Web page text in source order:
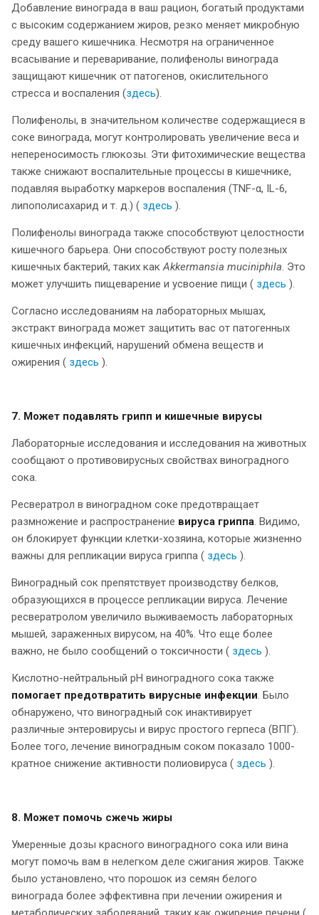
Добавление винограда в ваш рацион, богатый продуктами
с высоким содержанием жиров, резко меняет микробную
среду вашего кишечника. Несмотря на ограниченное
всасывание и переваривание, полифенолы винограда
защищают кишечник от патогенов, окислительного
стресса и воспаления (здесь).
Полифенолы, в значительном количестве содержащиеся в
соке винограда, могут контролировать увеличение веса и
непереносимость глюкозы. Эти фитохимические вещества
также снижают воспалительные процессы в кишечнике,
подавляя выработку маркеров воспаления (TNF-α, IL-6,
липополисахарид и т. д.) ( здесь ).
Полифенолы винограда также способствуют целостности
кишечного барьера. Они способствуют росту полезных
кишечных бактерий, таких какAkkermansia muciniphila. Это
может улучшить пищеварение и усвоение пищи ( здесь ).
Согласно исследованиям на лабораторных мышах,
экстракт винограда может защитить вас от патогенных
кишечных инфекций, нарушений обмена веществ и
ожирения ( здесь ).
7. Может подавлять грипп и кишечные вирусы
Лабораторные исследования и исследования на животных
сообщают о противовирусных свойствах виноградного
сока.
Ресвератрол в виноградном соке предотвращает
размножение и распространение вируса гриппа. Видимо,
он блокирует функции клетки-хозяина, которые жизненно
важны для репликации вируса гриппа ( здесь ).
Виноградный сок препятствует производству белков,
образующихся в процессе репликации вируса. Лечение
ресвератролом увеличило выживаемость лабораторных
мышей, зараженных вирусом, на 40%. Что еще более
важно, не было сообщений о токсичности ( здесь ).
Кислотно-нейтральный рН виноградного сока также
помогает предотвратить вирусные инфекции. Было
обнаружено, что виноградный сок инактивирует
различные энтеровирусы и вирус простого герпеса (ВПГ).
Более того, лечение виноградным соком показало 1000-
кратное снижение активности полиовируса ( здесь ).
8. Может помочь сжечь жиры
Умеренные дозы красного виноградного сока или вина
могут помочь вам в нелегком деле сжигания жиров. Также
было установлено, что порошок из семян белого
винограда более эффективна при лечении ожирения и